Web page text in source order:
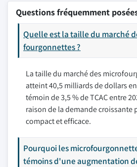
Questions fréquemment
Quelle est la taille du marché
fourgonnettes ?
La taille du marché des
atteint 40,5 milliards de dollars
témoin de 3,5 % de TCAC entre
raison de la demande croissante
compact et efficace.
Pourquoi les
témoins d'une augmentation